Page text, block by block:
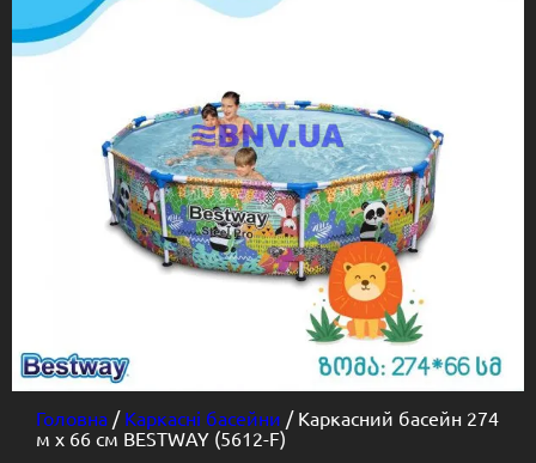
Головна / Каркасні басейни / Каркасний басейн 274
м х 66 см BESTWAY (5612-F)